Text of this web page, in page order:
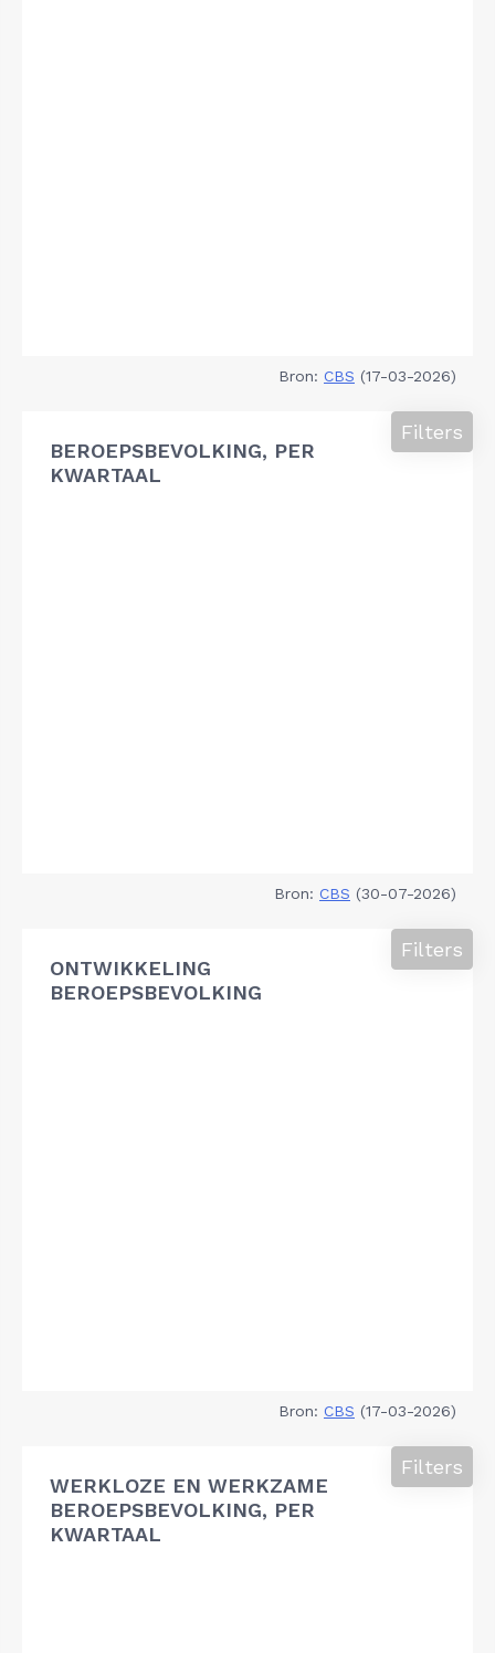
Bron: CBS (17-03-2026)
BEROEPSBEVOLKING, PER
KWARTAAL
Filters
Bron: CBS (30-07-2026)
ONTWIKKELING
BEROEPSBEVOLKING
Filters
Bron: CBS (17-03-2026)
WERKLOZE EN WERKZAME
BEROEPSBEVOLKING, PER
KWARTAAL
Filters